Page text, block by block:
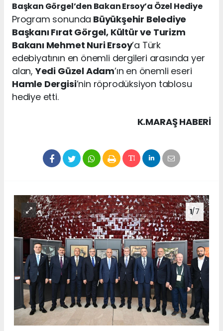
Başkan Görgel’den Bakan Ersoy’a Özel Hediye
Program sonunda Büyükşehir Belediye
Başkanı Fırat Görgel, Kültür ve Turizm
Bakanı Mehmet Nuri Ersoy’a Türk
edebiyatının en önemli dergileri arasında yer
alan,Yedi Güzel Adam’ın en önemli eseri
Hamle Dergisi’nin röprodüksiyon tablosu
hediye etti.
K.MARAŞ HABERİ
1/7